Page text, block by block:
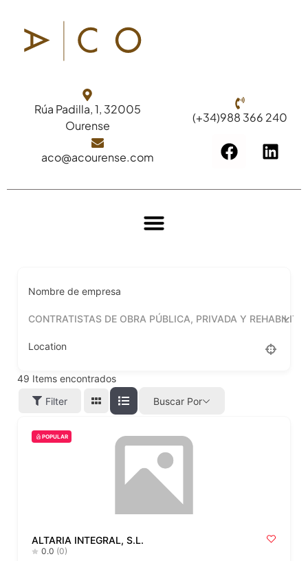
Rúa Padilla, 1, 32005
Ourense
(+34)988 366 240
aco@acourense.com
Nombre de empresa
CONTRATISTAS DE OBRA PÚBLICA, PRIVADA Y
Location
49 Items encontrados
Filter
Buscar Por
POPULAR
ALTARIA INTEGRAL, S.L.
0.0 (0)